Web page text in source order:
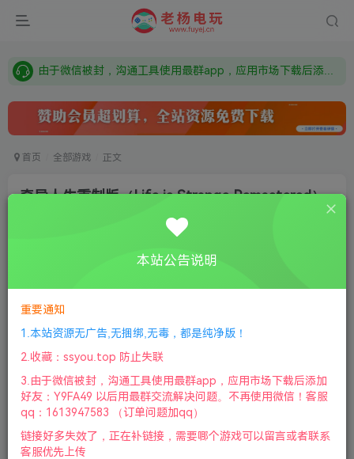
需要什么游戏请联系客服，若链接失效请联系客服，百度网盘边上的激活码也是解压密码
由于微信被封，沟通工具使用最群app，应用市场下载后添加好友：Y9FA49 以后用最群交流解决问题。不再使用微信！
首页 全部游戏 正文
奇异人生重制版（Life is Strange Remastered）
①下载安装教程 ②下载安装视频教程 ③ 游戏运行
版本：v20230501|容量33GB|官方简体中文|主剧全5章+劫
后余生|支持键盘.鼠标.手柄|2023年05月03号更新
游戏视频预览：点击查看
游戏介绍：
本站公告说明
重要通知
1.本站资源无广告,无捆绑,无毒，都是纯净版！
2.收藏：ssyou.top 防止失联
3.由于微信被封，沟通工具使用最群app，应用市场下载后添加
好友：Y9FA49 以后用最群交流解决问题。不再使用微信！客服
qq：1613947583 （订单问题加qq）
链接好多失效了，正在补链接，需要哪个游戏可以留言或者联系
客服优先上传